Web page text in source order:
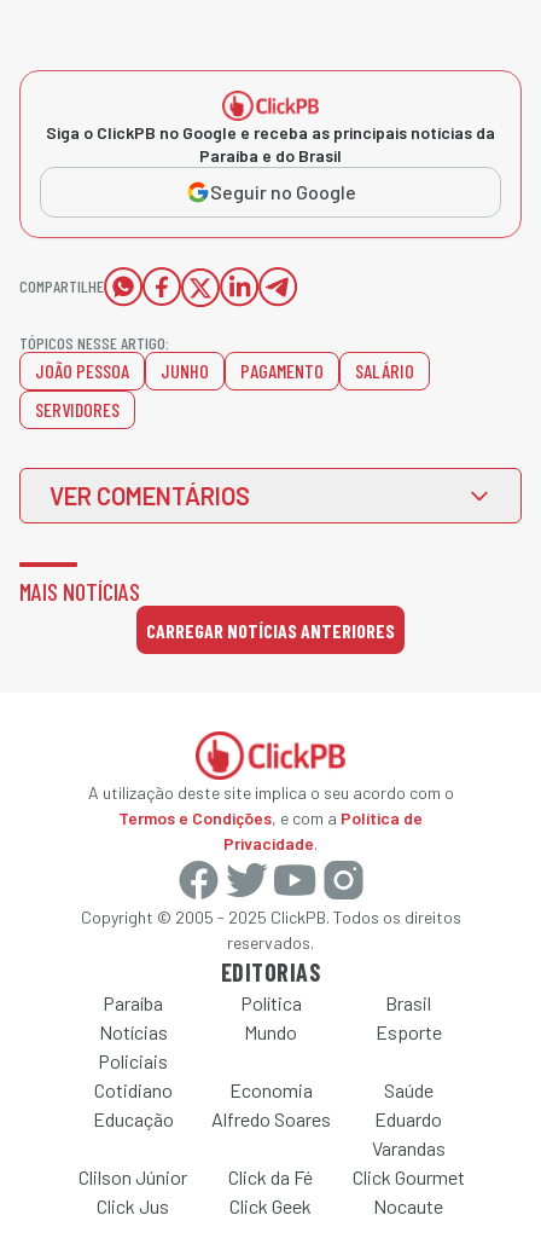
Siga o ClickPB no Google e receba as principais notícias da
Paraíba e do Brasil
Seguir no Google
COMPARTILHE
TÓPICOS NESSE ARTIGO:
JOÃO PESSOA JUNHO PAGAMENTO
SALÁRIO
SERVIDORES
VER COMENTÁRIOS
MAIS NOTÍCIAS
CARREGAR NOTÍCIAS ANTERIORES
A utilização deste site implica o seu acordo com o
Termos e Condições, e com a Política de
Privacidade.
Copyright © 2005 - 2025 ClickPB. Todos os direitos
reservados.
EDITORIAS
Paraíba Política
Brasil
Notícias
Policiais
Mundo Esporte
Cotidiano Economia
Saúde
Educação
Alfredo Soares
Eduardo
Varandas
Clilson Júnior
Click da Fé
Click Gourmet
Click Jus
Click Geek Nocaute